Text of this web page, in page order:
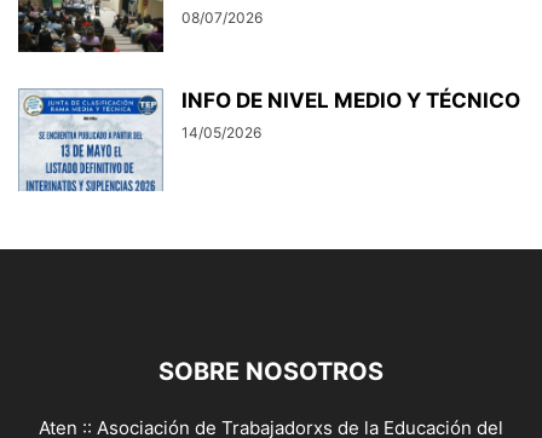
08/07/2026
INFO DE NIVEL MEDIO Y TÉCNICO
14/05/2026
SOBRE NOSOTROS
Aten :: Asociación de Trabajadorxs de la Educación del